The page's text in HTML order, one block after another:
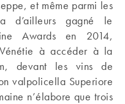
et même parmi les
d’ailleurs gagné le
Awards en 2014,
à accéder à la
devant les vins de
valpolicella Superiore
n’élabore que trois